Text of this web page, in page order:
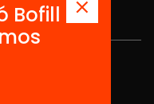
para
Bofill